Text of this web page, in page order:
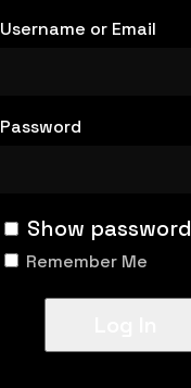
Username or Email
Password
Show password
Remember Me